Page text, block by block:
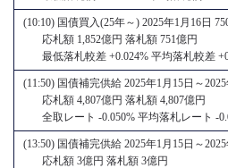
(10:10) 国債買入(25年～) 2025年1月16日
応札額 1,852億円 落札額 751億円
最低落札較差 +0.024% 平均落札較差
(11:50) 国債補完供給 2025年1月15日～2025
応札額 4,807億円 落札額 4,807億円
全取レート -0.050% 平均落札レート -
(13:50) 国債補完供給 2025年1月15日～2025
応札額 3億円 落札額 3億円